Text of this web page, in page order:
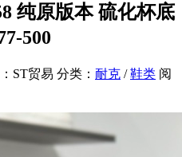
纯原版本 硫化杯底
500
ST贸易 分类： 耐克 /鞋类 阅